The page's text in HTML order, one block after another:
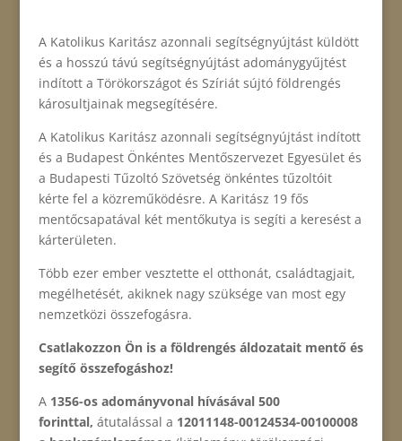
A Katolikus Karitász azonnali segítségnyújtást küldött
és a hosszú távú segítségnyújtást adománygyűjtést
indított a Törökországot és Szíriát sújtó földrengés
károsultjainak megsegítésére.
A Katolikus Karitász azonnali segítségnyújtást indított
és a Budapest Önkéntes Mentőszervezet Egyesület és
a Budapesti Tűzoltó Szövetség önkéntes tűzoltóit
kérte fel a közreműködésre. A Karitász 19 fős
mentőcsapatával két mentőkutya is segíti a keresést a
kárterületen.
Több ezer ember vesztette el otthonát, családtagjait,
megélhetését, akiknek nagy szüksége van most egy
nemzetközi összefogásra.
Csatlakozzon Ön is a földrengés áldozatait mentő és
segítő összefogáshoz!
A 1356-os adományvonal hívásával 500
forinttal, átutalással a 12011148-00124534-00100008